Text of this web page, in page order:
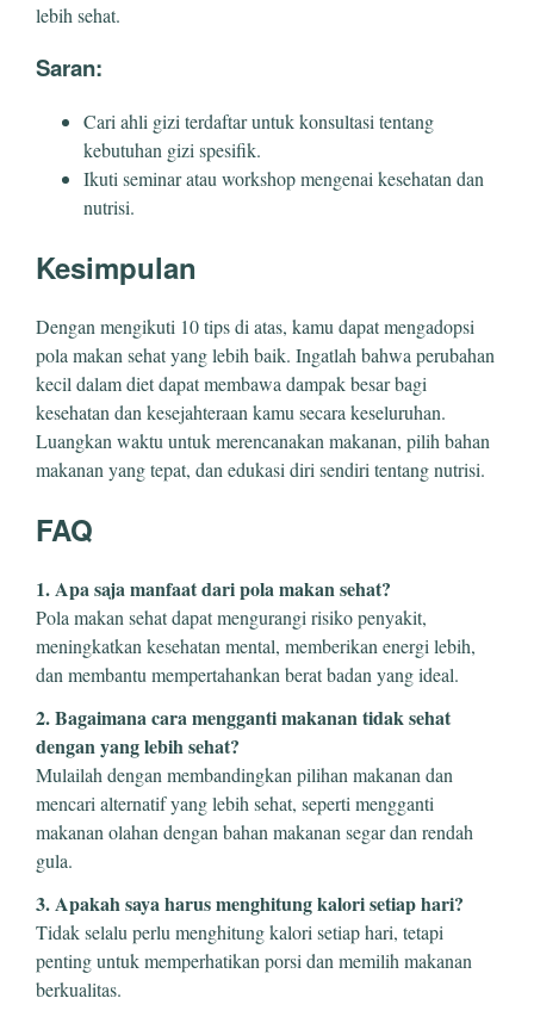
lebih sehat.
Saran:
Cari ahli gizi terdaftar untuk konsultasi tentang
kebutuhan gizi spesifik.
Ikuti seminar atau workshop mengenai kesehatan dan
nutrisi.
Kesimpulan
Dengan mengikuti 10 tips di atas, kamu dapat mengadopsi
pola makan sehat yang lebih baik. Ingatlah bahwa perubahan
kecil dalam diet dapat membawa dampak besar bagi
kesehatan dan kesejahteraan kamu secara keseluruhan.
Luangkan waktu untuk merencanakan makanan, pilih bahan
makanan yang tepat, dan edukasi diri sendiri tentang nutrisi.
FAQ
1. Apa saja manfaat dari pola makan sehat?
Pola makan sehat dapat mengurangi risiko penyakit,
meningkatkan kesehatan mental, memberikan energi lebih,
dan membantu mempertahankan berat badan yang ideal.
2. Bagaimana cara mengganti makanan tidak sehat
dengan yang lebih sehat?
Mulailah dengan membandingkan pilihan makanan dan
mencari alternatif yang lebih sehat, seperti mengganti
makanan olahan dengan bahan makanan segar dan rendah
gula.
3. Apakah saya harus menghitung kalori setiap hari?
Tidak selalu perlu menghitung kalori setiap hari, tetapi
penting untuk memperhatikan porsi dan memilih makanan
berkualitas.